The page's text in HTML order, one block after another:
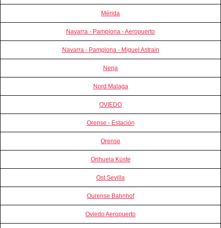
Mérida
Navarra - Pamplona - Aeropuerto
Navarra - Pamplona - Miguel Astrain
Nerja
Nord Malaga
OVIEDO
Orense - Estación
Orense
Orihuela Küste
Ost Sevilla
Ourense Bahnhof
Oviedo Aeropuerto